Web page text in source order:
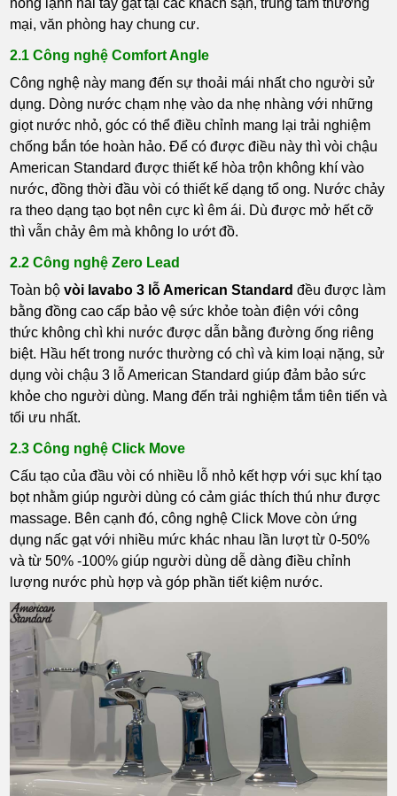
nóng lạnh hai tay gạt tại các khách sạn, trung tâm thương
mại, văn phòng hay chung cư.
2.1 Công nghệ Comfort Angle
Công nghệ này mang đến sự thoải mái nhất cho người sử
dụng. Dòng nước chạm nhẹ vào da nhẹ nhàng với những
giọt nước nhỏ, góc có thể điều chỉnh mang lại trải nghiệm
chống bắn tóe hoàn hảo. Để có được điều này thì vòi chậu
American Standard được thiết kế hòa trộn không khí vào
nước, đồng thời đầu vòi có thiết kế dạng tổ ong. Nước chảy
ra theo dạng tạo bọt nên cực kì êm ái. Dù được mở hết cỡ
thì vẫn chảy êm mà không lo ướt đồ.
2.2 Công nghệ Zero Lead
Toàn bộ vòi lavabo 3 lỗ American Standard đều được làm
bằng đồng cao cấp bảo vệ sức khỏe toàn điện với công
thức không chì khi nước được dẫn bằng đường ống riêng
biệt. Hầu hết trong nước thường có chì và kim loại nặng, sử
dụng vòi chậu 3 lỗ American Standard giúp đảm bảo sức
khỏe cho người dùng. Mang đến trải nghiệm tắm tiên tiến và
tối ưu nhất.
2.3 Công nghệ Click Move
Cấu tạo của đầu vòi có nhiều lỗ nhỏ kết hợp với sục khí tạo
bọt nhằm giúp người dùng có cảm giác thích thú như được
massage. Bên cạnh đó, công nghệ Click Move còn ứng
dụng nấc gạt với nhiều mức khác nhau lần lượt từ 0-50%
và từ 50% -100% giúp người dùng dễ dàng điều chỉnh
lượng nước phù hợp và góp phần tiết kiệm nước.